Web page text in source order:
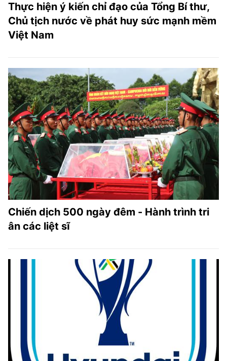
Thực hiện ý kiến chỉ đạo của Tổng Bí thư,
Chủ tịch nước về phát huy sức mạnh mềm
Việt Nam
Chiến dịch 500 ngày đêm - Hành trình tri
ân các liệt sĩ